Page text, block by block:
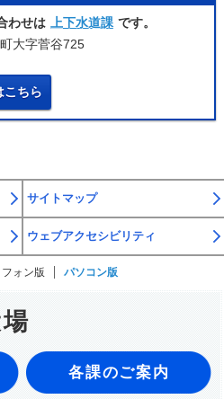
わせは 上下水道課 です。
大字菅谷725
こちら
サイトマップ
ウェブアクセシビリティ
ォン版 パソコン版
各課のご案内